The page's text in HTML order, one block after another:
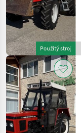
Použitý stroj